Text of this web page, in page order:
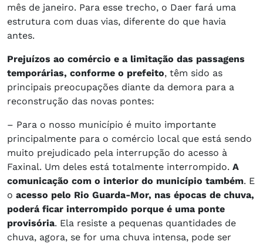
mês de janeiro. Para esse trecho, o Daer fará uma
estrutura com duas vias, diferente do que havia
antes.
Prejuízos ao comércio e a limitação das passagens
temporárias, conforme o prefeito, têm sido as
principais preocupações diante da demora para a
reconstrução das novas pontes:
– Para o nosso município é muito importante
principalmente para o comércio local que está sendo
muito prejudicado pela interrupção do acesso à
Faxinal. Um deles está totalmente interrompido. A
comunicação com o interior do município também. E
o acesso pelo Rio Guarda-Mor, nas épocas de chuva,
poderá ficar interrompido porque é uma ponte
provisória. Ela resiste a pequenas quantidades de
chuva, agora, se for uma chuva intensa, pode ser